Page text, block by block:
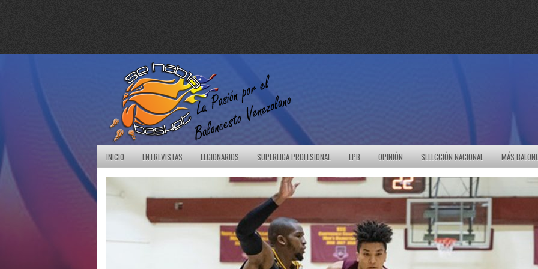
r
INICIO ENTREVISTAS LEGIONARIOS SUPERLIGA PROFESIONAL LPB OPINIÓN SELECCIÓN NACIONAL MÁS